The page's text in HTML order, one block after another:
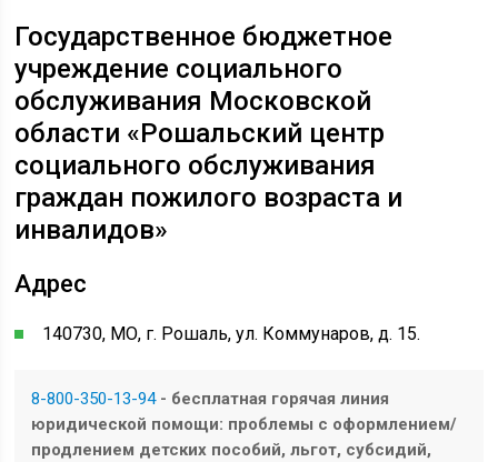
Государственное бюджетное
учреждение социального
обслуживания Московской
области «Рошальский центр
социального обслуживания
граждан пожилого возраста и
инвалидов»
Адрес
140730, МО, г. Рошаль, ул. Коммунаров, д. 15.
8-800-350-13-94- бесплатная горячая линия
юридической помощи: проблемы с оформлением/
продлением детских пособий, льгот, субсидий,